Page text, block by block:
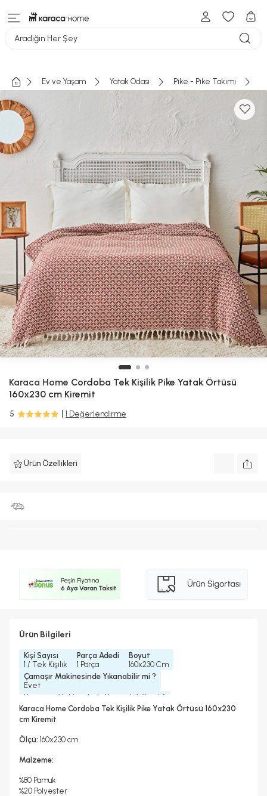
Aradığın Her Şey
Ev ve Yaşam Yatak Odası Pike - Pike Takımı
Karaca Home Cordoba Tek Kişilik Pike Yatak Örtüsü
160x230 cm Kiremit
5 1 Değerlendirme
Ürün Özellikleri
Ürün Bilgileri
Kişi Sayısı
1 / Tek Kişilik
Parça Adedi
1 Parça
Boyut
160x230 Cm
Çamaşır Makinesinde Yıkanabilir mi ?
Evet
Kurutma Makinesinde Kurutulabilir mi ?
Hayır
Kuru Temizleme Yapılabilir
Karaca Home Cordoba Tek Kişilik Pike Yatak Örtüsü 160x230
cm Kiremit
Ölçü: 160x230 cm
Malzeme:
%80 Pamuk
%20 Polyester